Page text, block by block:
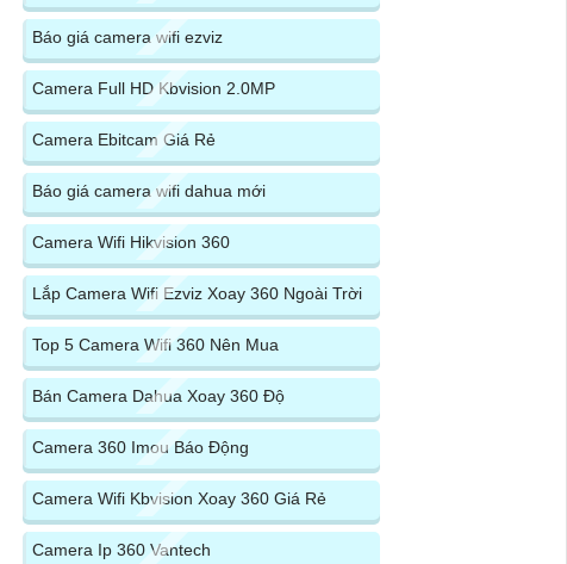
Báo giá camera wifi ezviz
Camera Full HD Kbvision 2.0MP
Camera Ebitcam Giá Rẻ
Báo giá camera wifi dahua mới
Camera Wifi Hikvision 360
Lắp Camera Wifi Ezviz Xoay 360 Ngoài Trời
Top 5 Camera Wifi 360 Nên Mua
Bán Camera Dahua Xoay 360 Độ
Camera 360 Imou Báo Động
Camera Wifi Kbvision Xoay 360 Giá Rẻ
Camera Ip 360 Vantech